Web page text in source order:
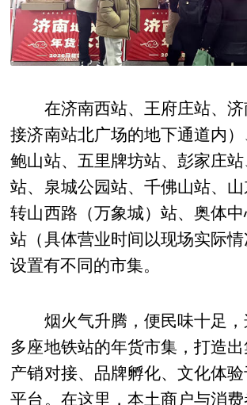
在济南西站、王府庄站、济
接济南站北广场的地下通道内）
鲍山站、五里牌坊站、彭家庄
站、泉城公园站、千佛山站、山
转山西路（万象城）站、奥体
站（具体营业时间以现场实际
设置有不同的市集。
烟火气升腾，便民味十足，
多座地铁站的年货市集，打造出
产销对接、品牌孵化、文化体
平台。在这里，本土商户与消费